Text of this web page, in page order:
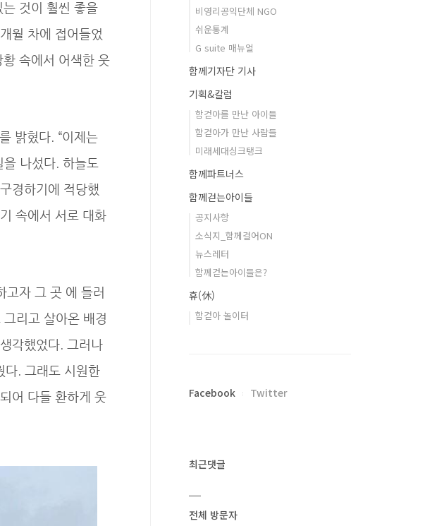
것이 훨씬 좋을
월 차에 접어들었
속에서 어색한 웃
밝혔다. “이제는
을 나섰다. 하늘도
경하기에 적당했
속에서 서로 대화
고자 그 곳 에 들러
그리고 살아온 배경
각했었다. 그러나
다. 그래도 시원한
어 다들 환하게 웃
비영리공익단체 NGO
쉬운통계
G suite 매뉴얼
함께기자단 기사
기획&칼럼
함걷아를 만난 아이들
함걷아가 만난 사람들
미래세대싱크탱크
함께파트너스
함께걷는아이들
공지사항
소식지_함께걸어ON
뉴스레터
함께걷는아이들은?
휴(休)
함걷아 놀이터
Facebook Twitter
최근댓글
전체 방문자